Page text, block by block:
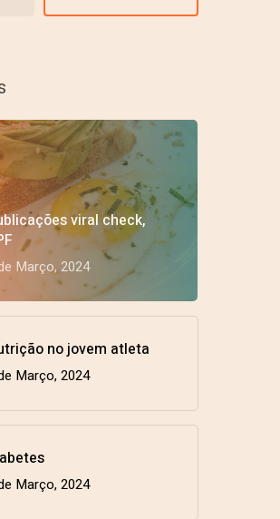
viral check,
Março, 2024
no jovem atleta
Março, 2024
Março, 2024
Úteis
de Privacidade e Cookies
e Condições de Utilização